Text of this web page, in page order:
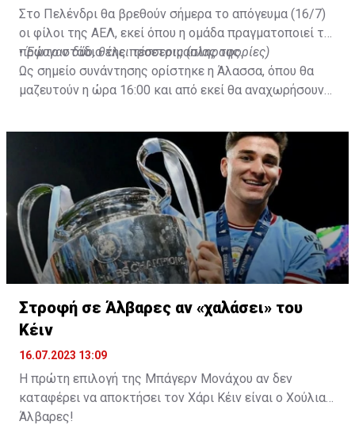
Στο Πελένδρι θα βρεθούν σήμερα το απόγευμα (16/7)
οι φίλοι της ΑΕΛ, εκεί όπου η ομάδα πραγματοποιεί το
πρώτο στάδιο της προετοιμασίας της.
•Έφυγαν δύο, θέλει τέσσερις (πληροφορίες)
Ως σημείο συνάντησης ορίστηκε η Άλασσα, όπου θα
μαζευτούν η ώρα 16:00 και από εκεί θα αναχωρήσουν
δώοσυν το παρών τους στην απογευματινή προπόνηση
Στροφή σε Άλβαρες αν «χαλάσει» του
Κέιν
16.07.2023 13:09
Η πρώτη επιλογή της Μπάγερν Μονάχου αν δεν
καταφέρει να αποκτήσει τον Χάρι Κέιν είναι ο Χούλιαν
Άλβαρες!